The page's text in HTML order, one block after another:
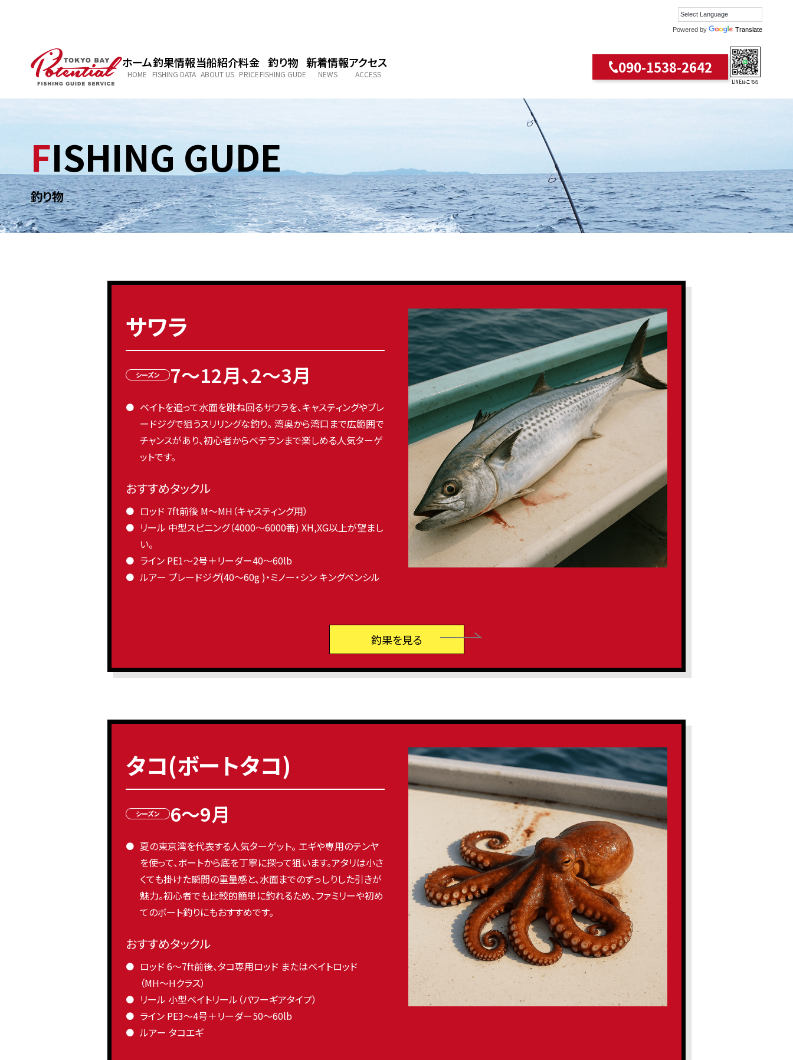
Powered by Translate
ホーム
HOME
釣果情報
FISHING DATA
当船紹介
ABOUT US
料金
PRICE
釣り物
FISHING GUDE
新着情報
NEWS
アクセス
ACCESS 090-1538-2642
LINEはこちら
FISHING GUDE
釣り物
サワラ
シーズン 7〜12月、2〜3月
ベイトを追って水面を跳ね回るサワラを、キャスティングやブレ
ードジグで狙うスリリングな釣り。 湾奥から湾口まで広範囲で
チャンスがあり、初心者からベテランまで楽しめる人気ターゲ
ットです。
おすすめタックル
ロッド 7ft前後 M〜MH（キャスティング用）
リール 中型スピニング（4000〜6000番) XH,XG以上が望まし
い。
ライン PE1〜2号＋リーダー40〜60lb
ルアー ブレードジグ(40〜60g )・ミノー・シン キングペンシル
釣果を見る
タコ(ボートタコ)
シーズン 6〜9月
夏の東京湾を代表する人気ターゲット。 エギや専用のテンヤ
を使って、ボートから底を丁寧に探って狙います。アタリは小さ
くても掛けた瞬間の重量感と、水面までのずっしりした引きが
魅力。初心者でも比較的簡単に釣れるため、ファミリーや初め
てのボート釣りにもおすすめです。
おすすめタックル
ロッド 6〜7ft前後、タコ専用ロッド またはベイトロッド
（MH〜Hクラス）
リール 小型ベイトリール（パワーギアタイプ）
ライン PE3〜4号＋リーダー50〜60lb
ルアー タコエギ